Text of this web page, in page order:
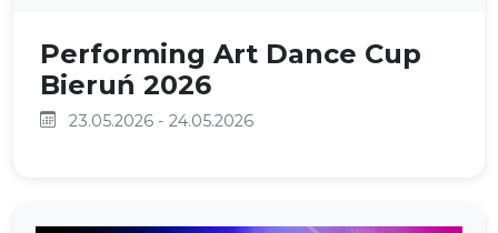
Performing Art Dance Cup
Bieruń 2026
23.05.2026 - 24.05.2026